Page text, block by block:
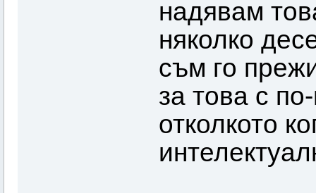
надявам
няколко
съм го
за това с
отколкото